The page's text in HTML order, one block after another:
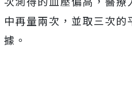
中再量兩次，並取三次的
據。